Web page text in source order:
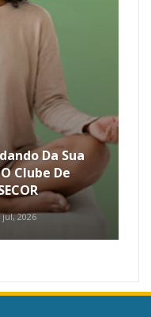
Da Sua
Clube De
jul, 2026